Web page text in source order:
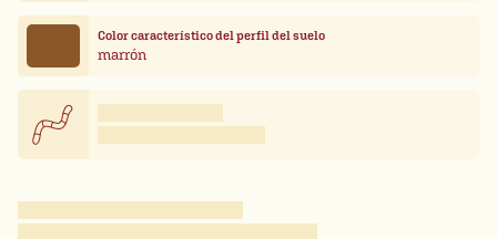
Color característico del perfil del suelo
marrón